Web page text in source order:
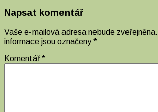
Napsat komentář
Vaše e-mailová adresa nebude zveřejněna.
informace jsou označeny*
Komentář*